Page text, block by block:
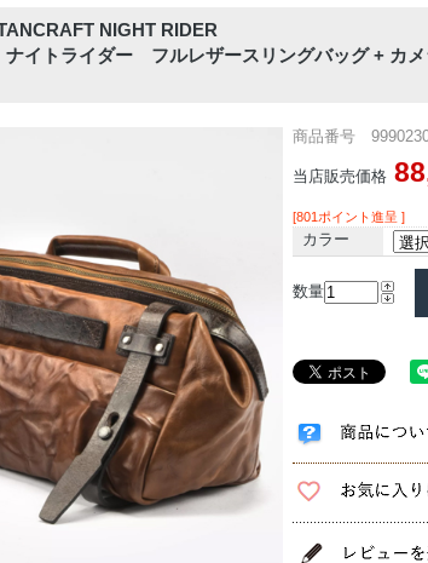
NIGHT RIDER
ナイトライダー フルレザースリングバッグ + カメ
商品番号
当店販売価格
[801ポイント進呈 ]
カラー
数量